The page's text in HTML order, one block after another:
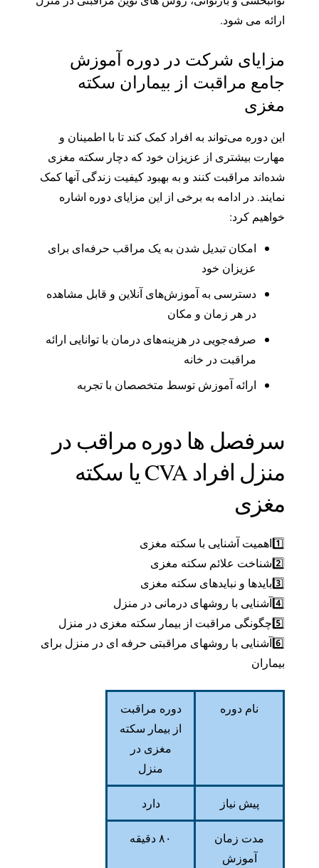
ارائه می شود.
مزایای شرکت در دوره آموزش
جامع مراقبت از بیماران سکته
مغزی
این دوره می‌تواند به افراد کمک کند تا با اطمینان و
مهارت بیشتری از عزیزان خود که دچار سکته مغزی
شده‌اند مراقبت کنند و به بهبود کیفیت زندگی آنها کمک
نمایند. در ادامه به برخی از این مزایای دوره اشاره
خواهیم کرد:
امکان تبدیل شدن به یک مراقب حرفه‌ای برای
عزیزان خود
دسترسی به آموزش‌های آنلاین و قابل مشاهده
در هر زمان و مکان
صرفه‌جویی در هزینه‌های درمان با توانایی ارائه
مراقبت در خانه
ارائه آموزش توسط متخصصان با تجربه
سرفصل ها دوره مراقب در
منزل افراد CVA یا سکته
مغزی
1️⃣اهمیت آشنایی با سکته مغزی
2️⃣شناخت علائم سکته مغزی
3️⃣بایدها و نبایدهای سکته مغزی
4️⃣آشنایی با روشهای درمانی در منزل
5️⃣چگونگی مراقبت از بیمار سکته مغزی در منزل
6️⃣آشنایی با روشهای مراقبتی حرفه ای در منزل برای
بیماران
نام دوره
دوره مراقبت
از بیمار سکته
مغزی در
منزل
پیش نیاز دارد
مدت زمان
آموزش
۸۰ دقیقه